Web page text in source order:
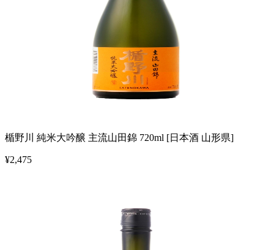
楯野川 純米大吟醸 主流山田錦 720ml [日本酒 山形県]
¥2,475